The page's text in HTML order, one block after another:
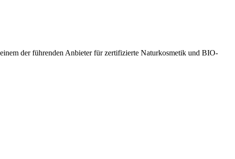
der führenden Anbieter für zertifizierte Naturkosmetik und BIO-